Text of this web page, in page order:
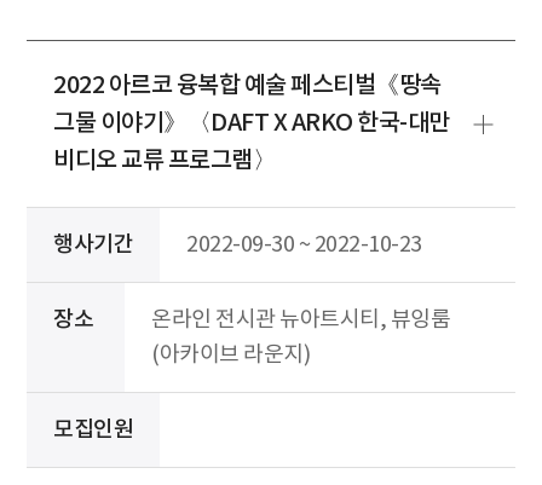
2022 아르코 융복합 예술 페스티벌《땅속
그물 이야기》〈DAFT X ARKO 한국-대만
비디오 교류 프로그램〉
행사기간 2022-09-30 ~ 2022-10-23
장소
온라인 전시관 뉴아트시티, 뷰잉룸
(아카이브 라운지)
모집인원